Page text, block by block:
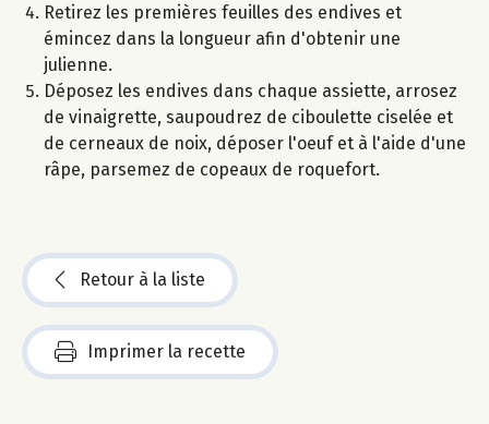
Retirez les premières feuilles des endives et
émincez dans la longueur afin d'obtenir une
julienne.
Déposez les endives dans chaque assiette, arrosez
de vinaigrette, saupoudrez de ciboulette ciselée et
de cerneaux de noix, déposer l'oeuf et à l'aide d'une
râpe, parsemez de copeaux de roquefort.
Retour à la liste
Imprimer la recette